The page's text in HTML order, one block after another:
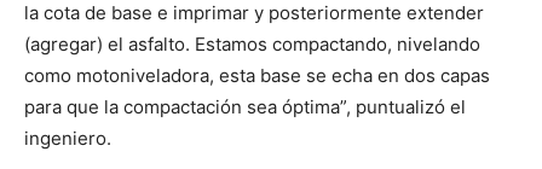
la cota de base e imprimar y posteriormente extender
(agregar) el asfalto. Estamos compactando, nivelando
como motoniveladora, esta base se echa en dos capas
para que la compactación sea óptima”, puntualizó el
ingeniero.